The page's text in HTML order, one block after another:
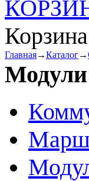
Главная→Каталог→